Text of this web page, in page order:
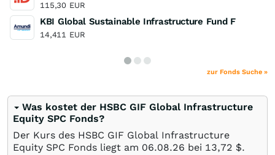
115,30 EUR
KBI Global Sustainable Infrastructure Fund F
14,411 EUR
zur Fonds Suche »
Was kostet der HSBC GIF Global Infrastructure
Equity SPC Fonds?
Der Kurs des HSBC GIF Global Infrastructure
Equity SPC Fonds liegt am 06.08.26 bei 13,72 $.